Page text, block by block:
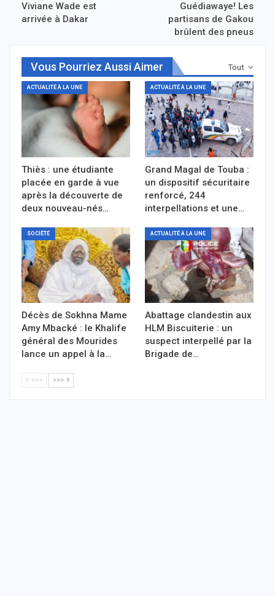
Viviane Wade est
arrivée à Dakar
Guédiawaye! Les
partisans de Gakou
brûlent des pneus
Tout
Vous Pourriez Aussi Aimer
ACTUALITÉ À LA UNE
Thiès : une étudiante
placée en garde à vue
après la découverte de
deux nouveau-nés…
ACTUALITÉ À LA UNE
Grand Magal de Touba :
un dispositif sécuritaire
renforcé, 244
interpellations et une…
SOCIÉTÉ
Décès de Sokhna Mame
Amy Mbacké : le Khalife
général des Mourides
lance un appel à la…
ACTUALITÉ À LA UNE
Abattage clandestin aux
HLM Biscuiterie : un
suspect interpellé par la
Brigade de…
<<< >>>